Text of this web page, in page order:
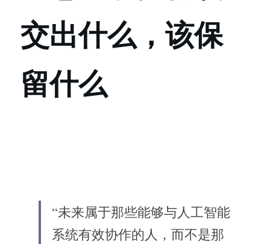
交出什么，该保
留什么
“未来属于那些能够与人工智能
系统有效协作的人，而不是那